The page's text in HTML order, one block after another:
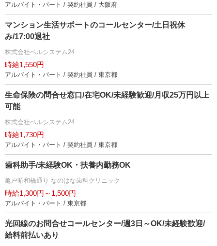
アルバイト・パート / 契約社員 / 大阪府
マンション生活サポートのコールセンター/土日祝休
み/17:00退社
株式会社ベルシステム24
時給1,550円
アルバイト・パート / 契約社員 / 東京都
生命保険の問合せ窓口/在宅OK/未経験歓迎/月収25万円以上
可能
株式会社ベルシステム24
時給1,730円
アルバイト・パート / 契約社員 / 東京都
歯科助手/未経験OK・扶養内勤務OK
亀戸昭和橋通り なのはな歯科クリニック
時給1,300円～1,500円
アルバイト・パート / 東京都
光回線のお問合せコールセンター/週3日～OK/未経験歓迎/
給料前払いあり